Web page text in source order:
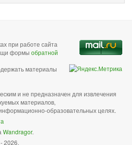
при работе сайта
формы обратной
материалы
и не предназначен для извлечения
материалов,
образовательных целях.
Wandragor.
2026.